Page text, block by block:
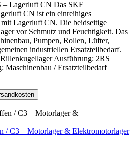
– Lagerluft CN Das SKF
CN ist ein einreihiges
Lagerluft CN. Die beidseitige
vor Schmutz und Feuchtigkeit. Das
Pumpen, Rollen, Lüfter,
industriellen Ersatzteilbedarf.
Ausführung: 2RS
Maschinenbau / Ersatzteilbedarf
/ C3 – Motorlager & Elektromotorlager